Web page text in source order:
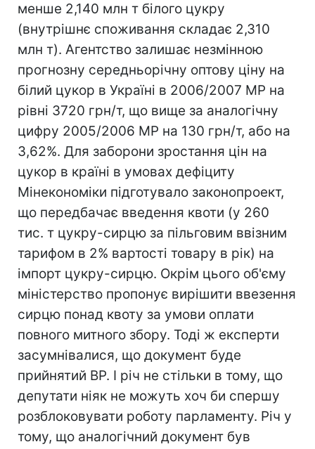
менше 2,140 млн т білого цукру
(внутрішнє споживання складає 2,310
млн т). Агентство залишає незмінною
прогнозну середньорічну оптову ціну на
білий цукор в Україні в 2006/2007 МР на
рівні 3720 грн/т, що вище за аналогічну
цифру 2005/2006 МР на 130 грн/т, або на
3,62%. Для заборони зростання цін на
цукор в країні в умовах дефіциту
Мінекономіки підготувало законопроект,
що передбачає введення квоти (у 260
тис. т цукру-сирцю за пільговим ввізним
тарифом в 2% вартості товару в рік) на
імпорт цукру-сирцю. Окрім цього об'єму
міністерство пропонує вирішити ввезення
сирцю понад квоту за умови оплати
повного митного збору. Тоді ж експерти
засумнівалися, що документ буде
прийнятий ВР. І річ не стільки в тому, що
депутати ніяк не можуть хоч би спершу
розблоковувати роботу парламенту. Річ у
тому, що аналогічний документ був